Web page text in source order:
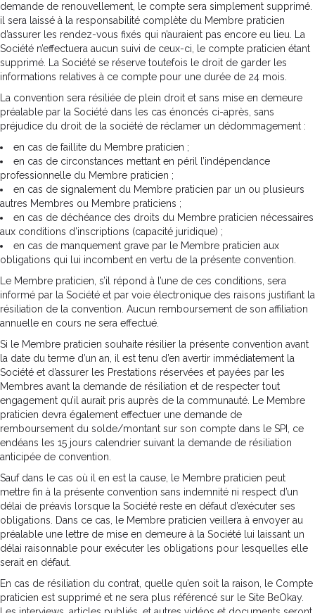
demande de renouvellement, le compte sera simplement supprimé.
il sera laissé à la responsabilité complète du Membre praticien
d’assurer les rendez-vous fixés qui n’auraient pas encore eu lieu. La
Société n’effectuera aucun suivi de ceux-ci, le compte praticien étant
supprimé. La Société se réserve toutefois le droit de garder les
informations relatives à ce compte pour une durée de 24 mois.
La convention sera résiliée de plein droit et sans mise en demeure
préalable par la Société dans les cas énoncés ci-après, sans
préjudice du droit de la société de réclamer un dédommagement :
en cas de faillite du Membre praticien ;
en cas de circonstances mettant en péril l’indépendance
professionnelle du Membre praticien ;
en cas de signalement du Membre praticien par un ou plusieurs
autres Membres ou Membre praticiens ;
en cas de déchéance des droits du Membre praticien nécessaires
aux conditions d’inscriptions (capacité juridique) ;
en cas de manquement grave par le Membre praticien aux
obligations qui lui incombent en vertu de la présente convention.
Le Membre praticien, s’il répond à l’une de ces conditions, sera
informé par la Société et par voie électronique des raisons justifiant la
résiliation de la convention. Aucun remboursement de son affiliation
annuelle en cours ne sera effectué.
Si le Membre praticien souhaite résilier la présente convention avant
la date du terme d’un an, il est tenu d’en avertir immédiatement la
Société et d’assurer les Prestations réservées et payées par les
Membres avant la demande de résiliation et de respecter tout
engagement qu’il aurait pris auprès de la communauté. Le Membre
praticien devra également effectuer une demande de
remboursement du solde/montant sur son compte dans le SPI, ce
endéans les 15 jours calendrier suivant la demande de résiliation
anticipée de convention.
Sauf dans le cas où il en est la cause, le Membre praticien peut
mettre fin à la présente convention sans indemnité ni respect d’un
délai de préavis lorsque la Société reste en défaut d’exécuter ses
obligations. Dans ce cas, le Membre praticien veillera à envoyer au
préalable une lettre de mise en demeure à la Société lui laissant un
délai raisonnable pour exécuter les obligations pour lesquelles elle
serait en défaut.
En cas de résiliation du contrat, quelle qu’en soit la raison, le Compte
praticien est supprimé et ne sera plus référencé sur le Site BeOkay.